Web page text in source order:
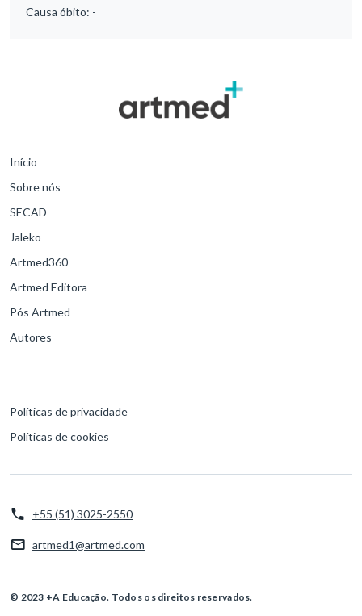
Causa óbito: -
Início
Sobre nós
SECAD
Jaleko
Artmed360
Artmed Editora
Pós Artmed
Autores
Políticas de privacidade
Políticas de cookies
+55 (51) 3025-2550
artmed1@artmed.com
© 2023 +A Educação. Todos os direitos reservados.